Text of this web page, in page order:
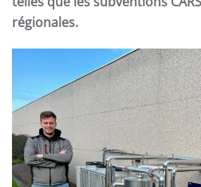
régionales.